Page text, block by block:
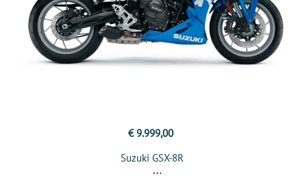
€ 9.999,00
Suzuki GSX-8R